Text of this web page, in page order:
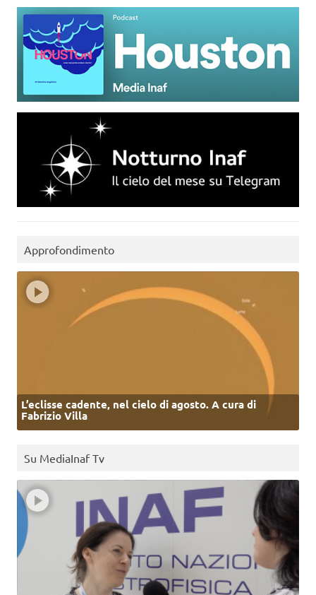
Approfondimento
L’eclisse cadente, nel cielo di agosto. A cura di
Fabrizio Villa
Su MediaInaf Tv